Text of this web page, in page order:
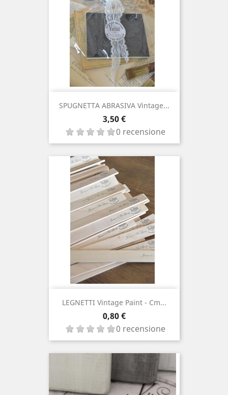
SPUGNETTA ABRASIVA Vintage...
Prezzo
3,50 €
0 recensione
LEGNETTI Vintage Paint - Cm...
Prezzo
0,80 €
0 recensione